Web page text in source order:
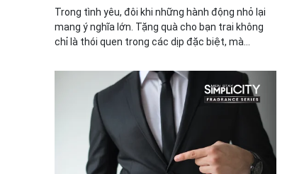
Trong tình yêu, đôi khi những hành động nhỏ lại
mang ý nghĩa lớn. Tặng quà cho bạn trai không
chỉ là thói quen trong các dịp đặc biệt, mà...